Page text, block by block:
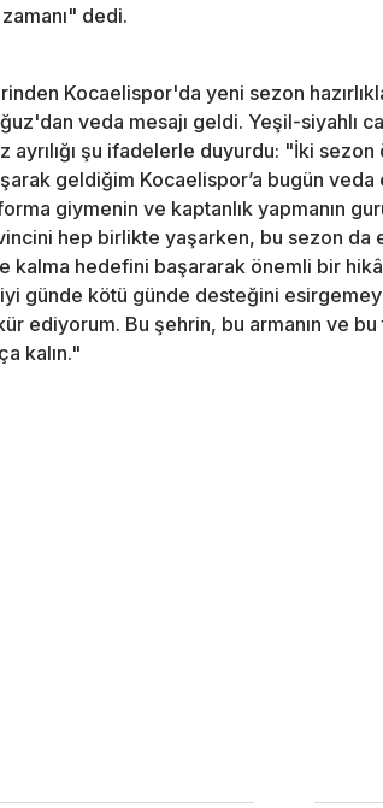
dedi.
Kocaelispor'da yeni sezon
veda mesajı geldi. Yeşil-siyahlı
ayrılığı şu ifadelerle duyurdu: "İki
geldiğim Kocaelispor’a bugün veda
giymenin ve kaptanlık yapmanın
hep birlikte yaşarken, bu sezon da
kalma hedefini başararak önemli bir
iyi günde kötü günde desteğini
ediyorum. Bu şehrin, bu armanın ve
kalın."